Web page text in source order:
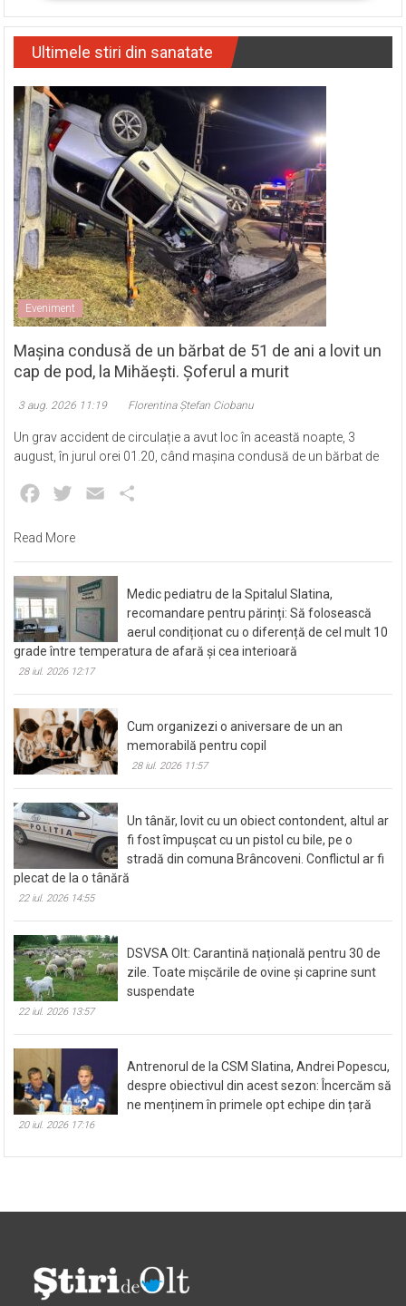
Ultimele stiri din sanatate
Eveniment
Mașina condusă de un bărbat de 51 de ani a lovit un
cap de pod, la Mihăești. Șoferul a murit
3 aug. 2026 11:19 Florentina Ștefan Ciobanu
Un grav accident de circulație a avut loc în această noapte, 3
august, în jurul orei 01.20, când mașina condusă de un bărbat de
Facebook
Twitter Email
Read More
Medic pediatru de la Spitalul Slatina,
recomandare pentru părinți: Să folosească
aerul condiționat cu o diferență de cel mult 10
grade între temperatura de afară și cea interioară
28 iul. 2026 12:17
Cum organizezi o aniversare de un an
memorabilă pentru copil
28 iul. 2026 11:57
Un tânăr, lovit cu un obiect contondent, altul ar
fi fost împușcat cu un pistol cu bile, pe o
stradă din comuna Brâncoveni. Conflictul ar fi
plecat de la o tânără
22 iul. 2026 14:55
DSVSA Olt: Carantină națională pentru 30 de
zile. Toate mișcările de ovine și caprine sunt
suspendate
22 iul. 2026 13:57
Antrenorul de la CSM Slatina, Andrei Popescu,
despre obiectivul din acest sezon: Încercăm să
ne menținem în primele opt echipe din țară
20 iul. 2026 17:16